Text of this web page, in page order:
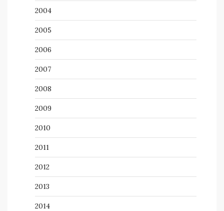
2004
2005
2006
2007
2008
2009
2010
2011
2012
2013
2014